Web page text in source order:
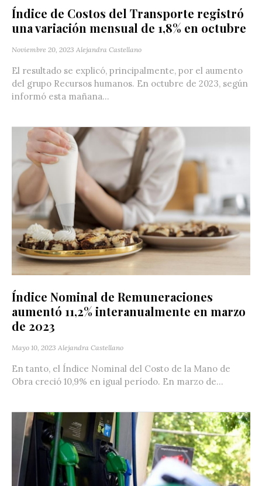
Índice de Costos del Transporte registró
una variación mensual de 1,8% en octubre
Noviembre 20, 2023 Alejandra Castellano
El resultado se explicó, principalmente, por el aumento
del grupo Recursos humanos. En octubre de 2023, según
informó esta mañana...
Índice Nominal de Remuneraciones
aumentó 11,2% interanualmente en marzo
de 2023
Mayo 10, 2023 Alejandra Castellano
En tanto, el Índice Nominal del Costo de la Mano de
Obra creció 10,9% en igual período. En marzo de...